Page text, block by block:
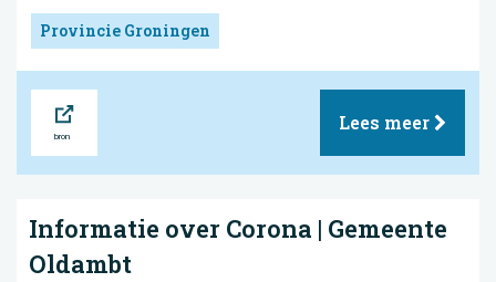
Provincie Groningen
Lees meer
Informatie over Corona | Gemeente
Oldambt